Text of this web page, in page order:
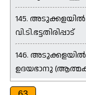
145.
വി.ടി.ഭട്ടതിരിപ്പാട്
146. അടുക്കളയിൽ
ഉദയഭാനു